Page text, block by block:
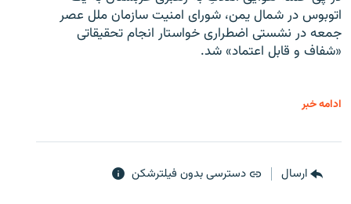
اتوبوس در شمال یمن، شورای امنیت سازمان ملل عصر
جمعه در نشستی اضطراری خواستار انجام تحقیقاتی
«شفاف و قابل اعتماد» شد.
ادامه خبر
ارسال دسترسی بدون فیلترشکن